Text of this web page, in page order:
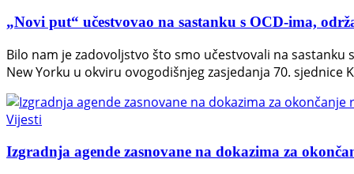
„Novi put“ učestvovao na sastanku s OCD-ima,
Bilo nam je zadovoljstvo što smo učestvovali na
New Yorku u okviru ovogodišnjeg zasjedanja 70. sjednice
Vijesti
Izgradnja agende zasnovane na dokazima za